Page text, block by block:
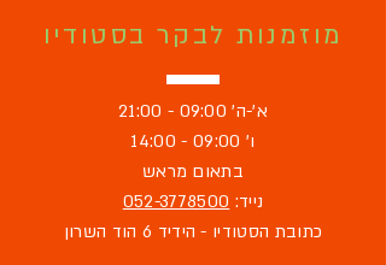
מוזמנות לבקר בסטודיו
א'-ה' 09:00 - 21:00
ו' 09:00 - 14:00
בתאום מראש
נייד: 052-3778500
כתובת הסטודיו - הידיד 6 הוד השרון